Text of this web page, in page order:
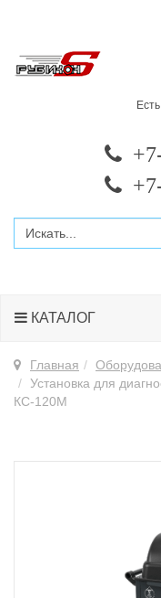
+7
+7
КАТАЛОГ
Главная
Установка для
КС-120М